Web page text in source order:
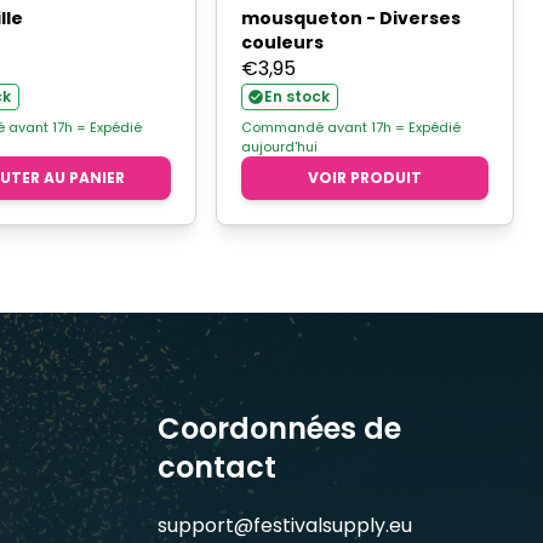
avant 17h = Expédié
AU PANIER
mousqueton - Diverses
couleurs
€3,95
En stock
Commandé avant 17h = Expédié
aujourd'hui
VOIR PRODUIT
Coordonnées de
contact
support@festivalsupply.eu